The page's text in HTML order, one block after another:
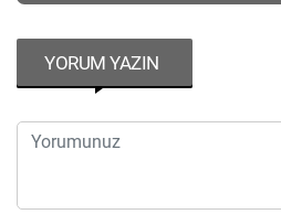
YORUM YAZIN